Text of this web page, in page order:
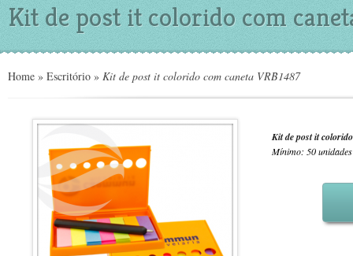
Kit de post it colorido com
Home » Escritório » Kit de post it colorido com caneta VRB1487
Kit de post it
Mínimo: 50 unidades